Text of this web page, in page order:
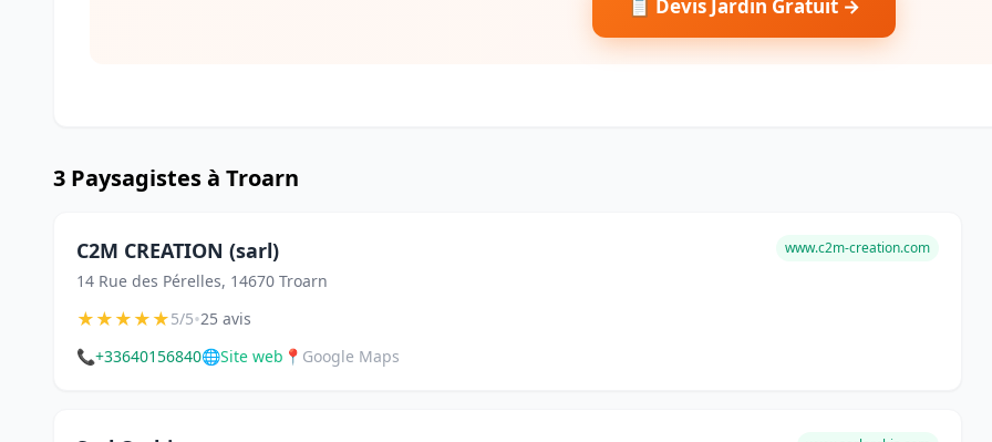
📋 Devis Jardin Gratuit →
3 Paysagistes à Troarn
C2M CREATION (sarl)
14 Rue des Pérelles, 14670 Troarn
www.c2m-creation.com
★★★★★5/5•25 avis
📞+33640156840🌐Site web 📍 Google Maps